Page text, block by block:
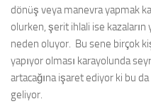
dönüş veya manevra yapmak
olurken, şerit ihlali ise
neden oluyor. Bu sene birçok
yapıyor olması karayolunda
artacağına işaret ediyor ki bu
geliyor.